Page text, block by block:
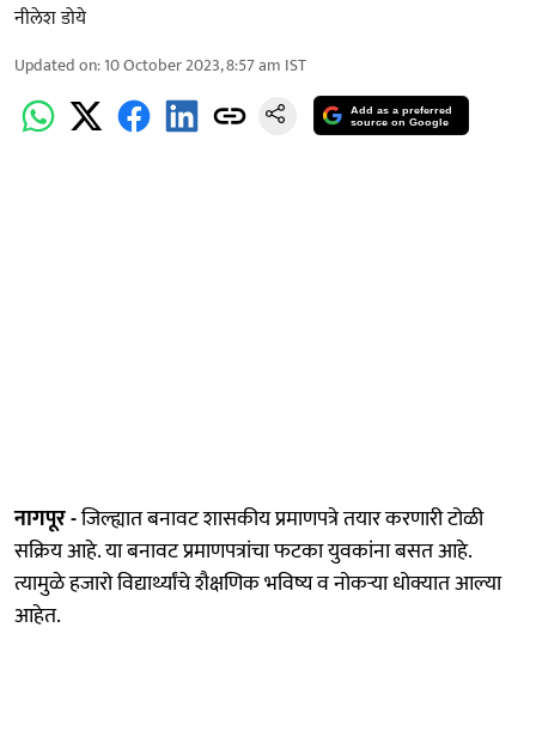
नीलेश डोये
Updated on:10 October 2023, 8:57 am IST
Add as a preferred
source on Google
नागपूर -जिल्ह्यात बनावट शासकीय प्रमाणपत्रे तयार करणारी टोळी
सक्रिय आहे. या बनावट प्रमाणपत्रांचा फटका युवकांना बसत आहे.
त्यामुळे हजारो विद्यार्थ्यांचे शैक्षणिक भविष्य व नोकऱ्या धोक्यात आल्या
आहेत.